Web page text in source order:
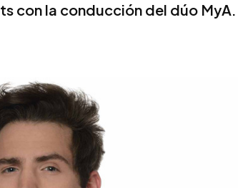
con la conducción del dúo MyA.